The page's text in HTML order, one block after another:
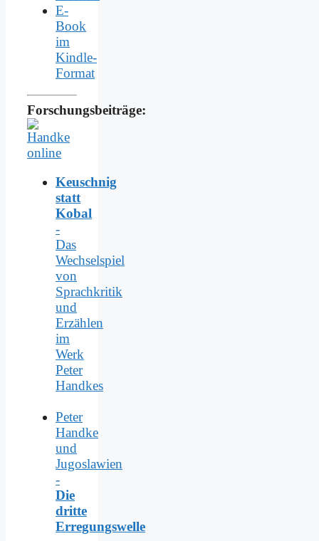
E-
Book
im
Kindle-
Format
Forschungsbeiträge:
Keuschnig
statt
Kobal
-
Das
Wechselspiel
von
Sprachkritik
und
Erzählen
im
Werk
Peter
Handkes
Peter
Handke
und
Jugoslawien
-
Die
dritte
Erregungswelle